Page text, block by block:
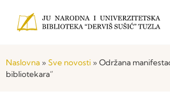
Naslovna » Sve novosti » Održana
bibliotekara”